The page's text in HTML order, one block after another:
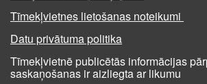
Tīmekļvietnes lietošanas noteikumi
Datu privātuma politika
Tīmekļvietnē publicētās informācijas
saskaņošanas ir aizliegta ar likumu